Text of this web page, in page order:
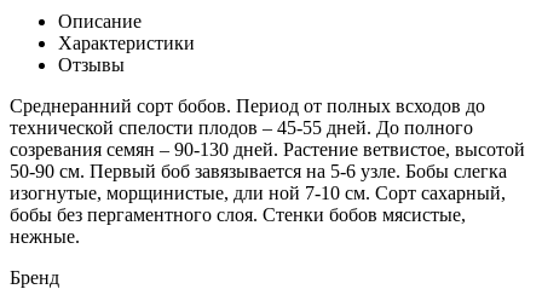
Описание
Характеристики
Отзывы
Среднеранний сорт бобов. Период от полных всходов до
технической спелости плодов – 45-55 дней. До полного
созревания семян – 90-130 дней. Растение ветвистое, высотой
50-90 см. Первый боб завязывается на 5-6 узле. Бобы слегка
изогнутые, морщинистые, дли ной 7-10 см. Сорт сахарный,
бобы без пергаментного слоя. Стенки бобов мясистые,
нежные.
Бренд